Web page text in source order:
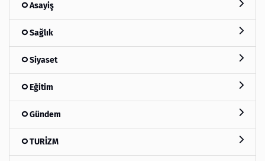
Asayiş
Sağlık
Siyaset
Eğitim
Gündem
TURİZM